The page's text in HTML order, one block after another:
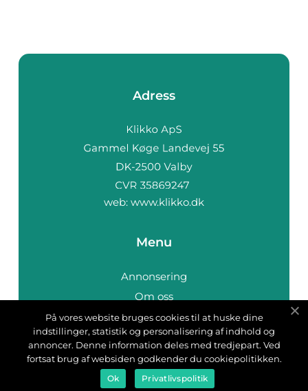
Adress
web: www.klikko.dk
Menu
Annonsering
Om oss
Cookies
Kontakta oss
Sitemap
På vores website bruges cookies til at huske dine
indstillinger, statistik og personalisering af indhold og
annoncer. Denne information deles med tredjepart. Ved
fortsat brug af websiden godkender du cookiepolitikken.
Ok Privatlivspolitik